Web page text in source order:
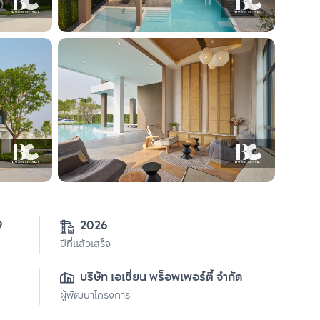
2026
ปีที่แล้วเสร็จ
บริษัท เอเชี่ยน พร็อพเพอร์ตี้ จำกัด
ผู้พัฒนาโครงการ